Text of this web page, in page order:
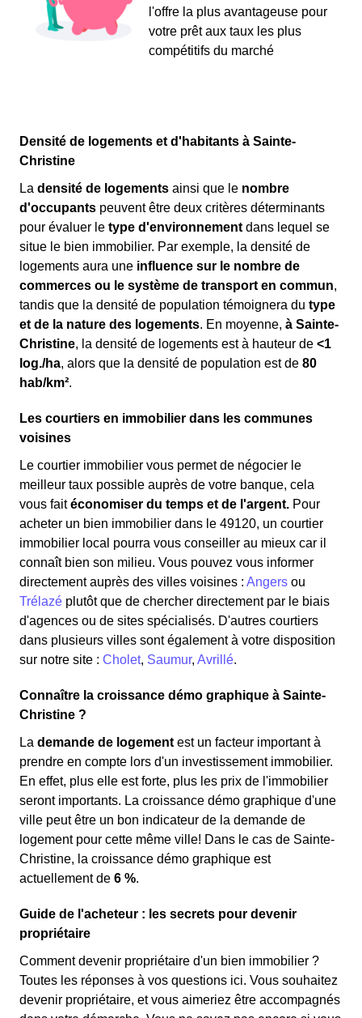
l'offre la plus avantageuse pour
votre prêt aux taux les plus
compétitifs du marché
Densité de logements et d'habitants à Sainte-
Christine
La densité de logements ainsi que le nombre
d'occupants peuvent être deux critères déterminants
pour évaluer le type d'environnement dans lequel se
situe le bien immobilier. Par exemple, la densité de
logements aura une influence sur le nombre de
commerces ou le système de transport en commun,
tandis que la densité de population témoignera du type
et de la nature des logements. En moyenne, à Sainte-
Christine, la densité de logements est à hauteur de <1
log./ha, alors que la densité de population est de 80
hab/km².
Les courtiers en immobilier dans les communes
voisines
Le courtier immobilier vous permet de négocier le
meilleur taux possible auprès de votre banque, cela
vous faitéconomiser du temps et de l'argent. Pour
acheter un bien immobilier dans le 49120, un courtier
immobilier local pourra vous conseiller au mieux car il
connaît bien son milieu. Vous pouvez vous informer
directement auprès des villes voisines : Angers ou
Trélazé plutôt que de chercher directement par le biais
d'agences ou de sites spécialisés. D'autres courtiers
dans plusieurs villes sont également à votre disposition
sur notre site : Cholet, Saumur, Avrillé.
Connaître la croissance démo graphique à Sainte-
Christine ?
La demande de logement est un facteur important à
prendre en compte lors d'un investissement immobilier.
En effet, plus elle est forte, plus les prix de l'immobilier
seront importants. La croissance démo graphique d'une
ville peut être un bon indicateur de la demande de
logement pour cette même ville! Dans le cas de Sainte-
Christine, la croissance démo graphique est
actuellement de 6 %.
Guide de l'acheteur : les secrets pour devenir
propriétaire
Comment devenir propriétaire d'un bien immobilier ?
Toutes les réponses à vos questions ici. Vous souhaitez
devenir propriétaire, et vous aimeriez être accompagnés